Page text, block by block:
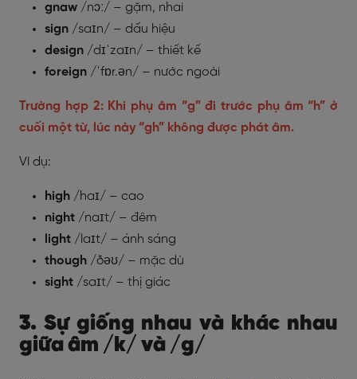
gnaw /nɔː/ – gặm, nhai
sign /saɪn/ – dấu hiệu
design /dɪˈzaɪn/ – thiết kế
foreign /ˈfɒr.ən/ – nước ngoài
Trường hợp 2: Khi phụ âm “g” đi trước phụ âm “h” ở
cuối một từ, lúc này “gh” không được phát âm.
Ví dụ:
high /haɪ/ – cao
night /naɪt/ – đêm
light /laɪt/ – ánh sáng
though /ðəʊ/ – mặc dù
sight /saɪt/ – thị giác
3. Sự giống nhau và khác nhau
giữa âm /k/ và /g/